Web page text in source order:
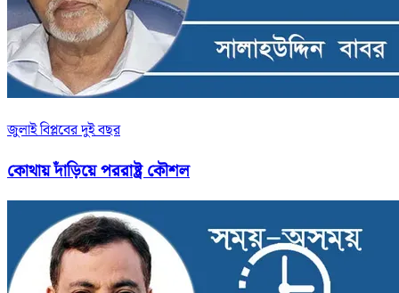
জুলাই বিপ্লবের দুই বছর
কোথায় দাঁড়িয়ে পররাষ্ট্র কৌশল